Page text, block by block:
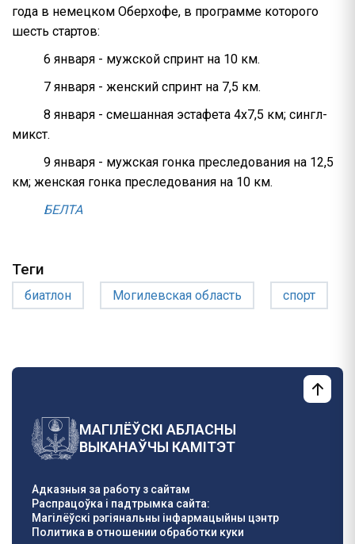
года в немецком Оберхофе, в программе которого
шесть стартов:
6 января - мужской спринт на 10 км.
7 января - женский спринт на 7,5 км.
8 января - смешанная эстафета 4х7,5 км; сингл-
микст.
9 января - мужская гонка преследования на 12,5
км; женская гонка преследования на 10 км.
БЕЛТА
Теги
биатлон Могилевская область спорт
МАГІЛЁЎСКІ АБЛАСНЫ
ВЫКАНАЎЧЫ КАМІТЭТ
Адказныя за работу з сайтам
Распрацоўка і падтрымка сайта:
Магілёўскі рэгіянальны інфармацыйны цэнтр
Политика в отношении обработки куки